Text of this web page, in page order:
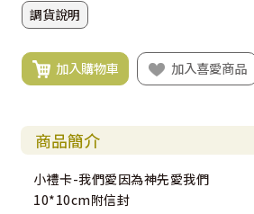
調貨說明
加入購物車 加入喜愛商品
商品簡介
小禮卡-我們愛因為神先愛我們
10*10cm附信封